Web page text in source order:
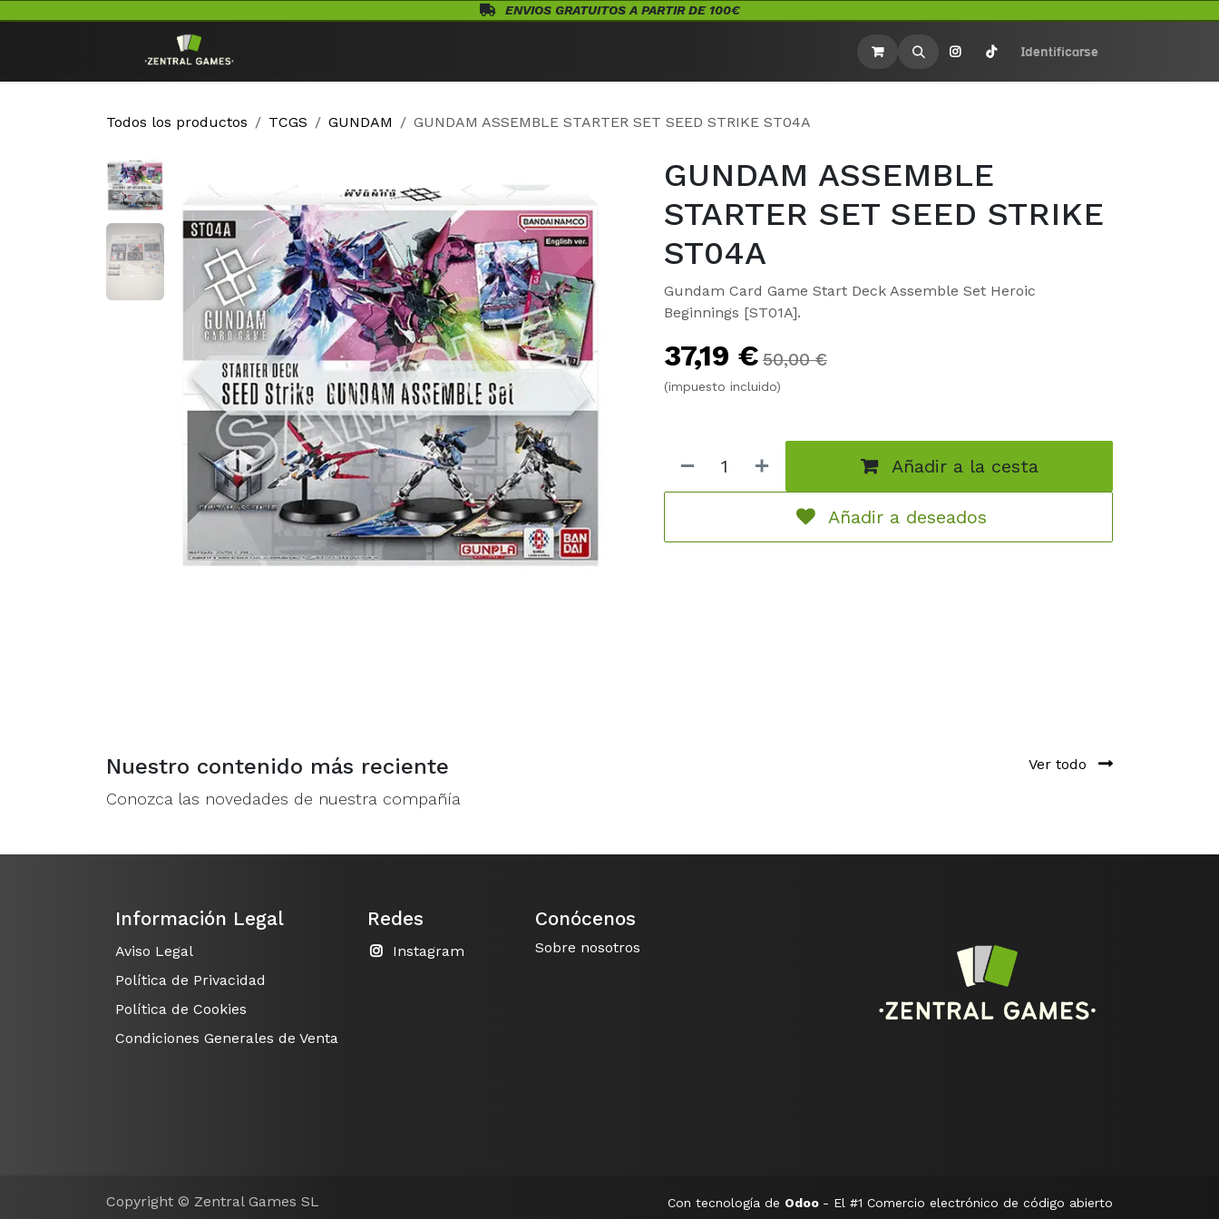
ENVIOS GRATUITOS A PARTIR DE 100€
Merchandasing Identificarse
Todos los productos TCGS GUNDAM GUNDAM ASSEMBLE STARTER SET SEED STRIKE ST04A
GUNDAM ASSEMBLE
STARTER SET SEED STRIKE
ST04A
Gundam Card Game Start Deck Assemble Set Heroic
Beginnings [ST01A].
37,19 € 50,00€
(impuesto incluido)
Añadir a la cesta
Añadir a deseados
Nuestro contenido más reciente
Conozca las novedades de nuestra compañía
Ver todo
Información Legal
Aviso Legal
Política de Privacidad
Política de Cookies
Condiciones Generales de Venta
Redes
Instagram
Conócenos
Sobre nosotros
Copyright © Zentral Games SL Con tecnología de Odoo - El #1 Comercio electrónico de código abierto